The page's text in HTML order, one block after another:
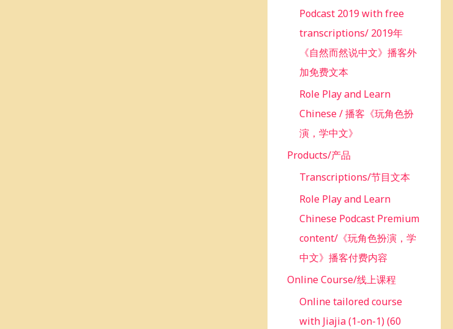
Podcast 2019 with free
transcriptions/ 2019年
《自然而然说中文》播客外
加免费文本
Role Play and Learn
Chinese / 播客《玩角色扮
演，学中文》
Products/产品
Transcriptions/节目文本
Role Play and Learn
Chinese Podcast Premium
content/《玩角色扮演，学
中文》播客付费内容
Online Course/线上课程
Online tailored course
with Jiajia (1-on-1) (60